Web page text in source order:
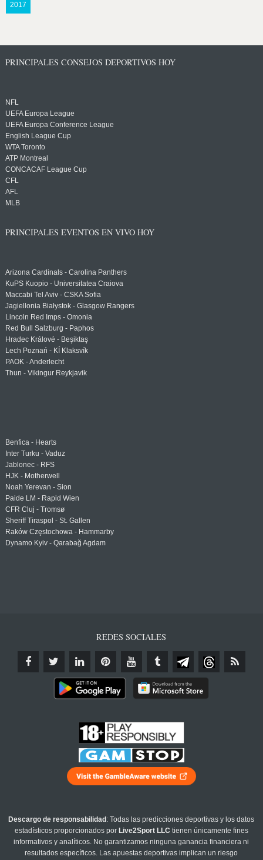
2017
PRINCIPALES CONSEJOS DEPORTIVOS HOY
NFL
UEFA Europa League
UEFA Europa Conference League
English League Cup
WTA Toronto
ATP Montreal
CONCACAF League Cup
CFL
AFL
MLB
PRINCIPALES EVENTOS EN VIVO HOY
Arizona Cardinals - Carolina Panthers
KuPS Kuopio - Universitatea Craiova
Maccabi Tel Aviv - CSKA Sofia
Jagiellonia Białystok - Glasgow Rangers
Lincoln Red Imps - Omonia
Red Bull Salzburg - Paphos
Hradec Králové - Beşiktaş
Lech Poznań - KÍ Klaksvík
PAOK - Anderlecht
Thun - Vikingur Reykjavik
Benfica - Hearts
Inter Turku - Vaduz
Jablonec - RFS
HJK - Motherwell
Noah Yerevan - Sion
Paide LM - Rapid Wien
CFR Cluj - Tromsø
Sheriff Tiraspol - St. Gallen
Raków Częstochowa - Hammarby
Dynamo Kyiv - Qarabağ Agdam
REDES SOCIALES
Descargo de responsabilidad : Todas las predicciones deportivas y los datos
estadísticos proporcionados por Live2Sport LLC tienen únicamente fines
informativos y analíticos. No garantizamos ninguna ganancia financiera ni
resultados específicos. Las apuestas deportivas implican un riesgo